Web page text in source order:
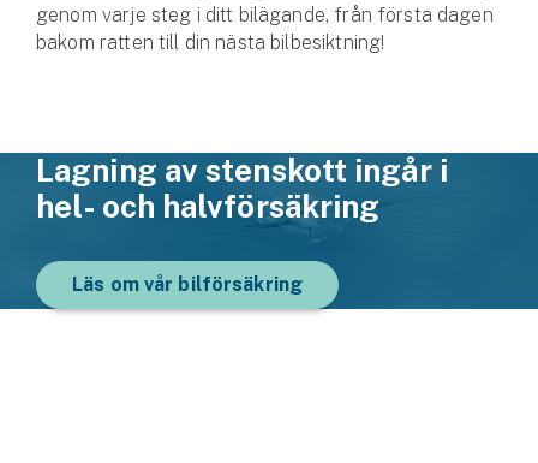
genom varje steg i ditt bilägande, från första dagen
bakom ratten till din nästa bilbesiktning!
Lagning av stenskott ingår i
hel- och halvförsäkring
Läs om vår bilförsäkring